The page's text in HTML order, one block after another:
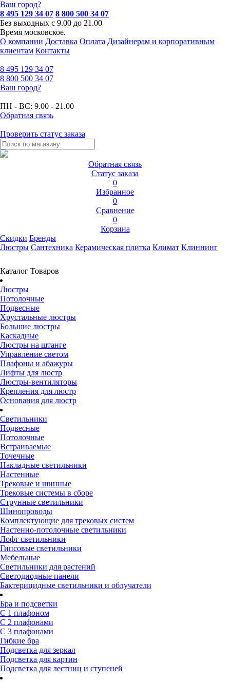
Ваш город?
8 495 129 34 07 8 800 500 34 07
Без выходных с 9.00 до 21.00
Время московское.
О компании Доставка Оплата Дизайнерам и корпоративным
клиентам Контакты
8 495 129 34 07
8 800 500 34 07
Ваш город?
ПН - ВС: 9.00 - 21.00
Обратная связь
Проверить статус заказа
Обратная связь
Статус заказа
0
Избранное
0
Сравнение
0
Корзина
Скидки Бренды
Люстры Сантехника Керамическая плитка Климат Клиннинг
Каталог Товаров
Люстры
Потолочные
Подвесные
Хрустальные люстры
Большие люстры
Каскадные
Люстры на штанге
Управление светом
Плафоны и абажуры
Лифты для люстр
Люстры-вентиляторы
Крепления для люстр
Основания для люстр
Светильники
Подвесные
Потолочные
Встраиваемые
Точечные
Накладные светильники
Настенные
Трековые и шинные
Трековые системы в сборе
Струнные светильники
Шинопроводы
Комплектующие для трековых систем
Настенно-потолочные светильники
Лофт светильники
Гипсовые светильники
Мебельные
Светильники для растений
Светодиодные панели
Бактерицидные светильники и облучатели
Бра и подсветки
С 1 плафоном
С 2 плафонами
С 3 плафонами
Гибкие бра
Подсветка для зеркал
Подсветка для картин
Подсветка для лестниц и ступеней